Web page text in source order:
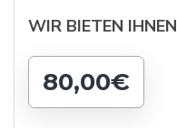
WIR BIETEN IHNEN
80,00€